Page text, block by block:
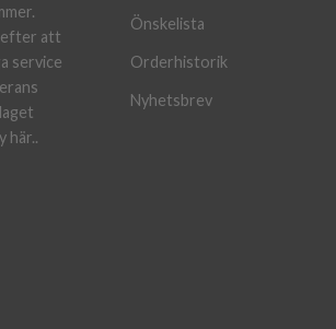
efter att
service
här..
Önskelista
Orderhistorik
Nyhetsbrev